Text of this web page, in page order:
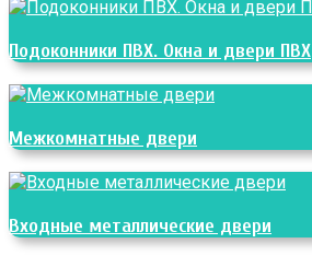
Подоконники ПВХ. Окна и двери ПВХ
Межкомнатные двери
Входные металлические двери